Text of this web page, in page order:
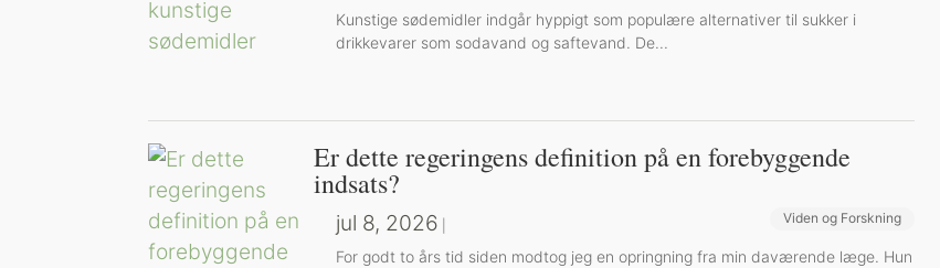
Kunstige sødemidler indgår hyppigt som populære alternativer til sukker i
drikkevarer som sodavand og saftevand. De...
Er dette regeringens definition på en forebyggende
indsats?
jul 8, 2026 Viden og Forskning
For godt to års tid siden modtog jeg en opringning fra min daværende læge. Hun